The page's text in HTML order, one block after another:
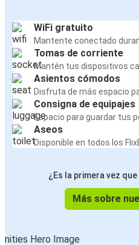
WiFi gratuito
Mantente conectado
Tomas de corriente
Mantén tus dispositivos
Asientos cómodos
Disfruta de más espacio
Consigna de equipajes
Espacio para guardar tus
Aseos
Disponible en todos los
¿Es la primera vez
Más sobre